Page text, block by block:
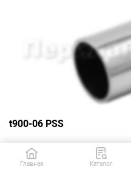
t900-06 PSS
Штанга 18х1.5 мм
t900-06 PSS
Главная Каталог